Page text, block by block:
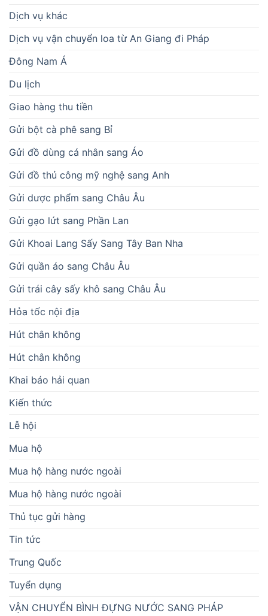
Dịch vụ khác
Dịch vụ vận chuyển loa từ An Giang đi Pháp
Đông Nam Á
Du lịch
Giao hàng thu tiền
Gửi bột cà phê sang Bỉ
Gửi đồ dùng cá nhân sang Áo
Gửi đồ thủ công mỹ nghệ sang Anh
Gửi dược phẩm sang Châu Âu
Gửi gạo lứt sang Phần Lan
Gửi Khoai Lang Sấy Sang Tây Ban Nha
Gửi quần áo sang Châu Âu
Gửi trái cây sấy khô sang Châu Âu
Hỏa tốc nội địa
Hút chân không
Hút chân không
Khai báo hải quan
Kiến thức
Lễ hội
Mua hộ
Mua hộ hàng nước ngoài
Mua hộ hàng nước ngoài
Thủ tục gửi hàng
Tin tức
Trung Quốc
Tuyển dụng
VẬN CHUYỂN BÌNH ĐỰNG NƯỚC SANG PHÁP